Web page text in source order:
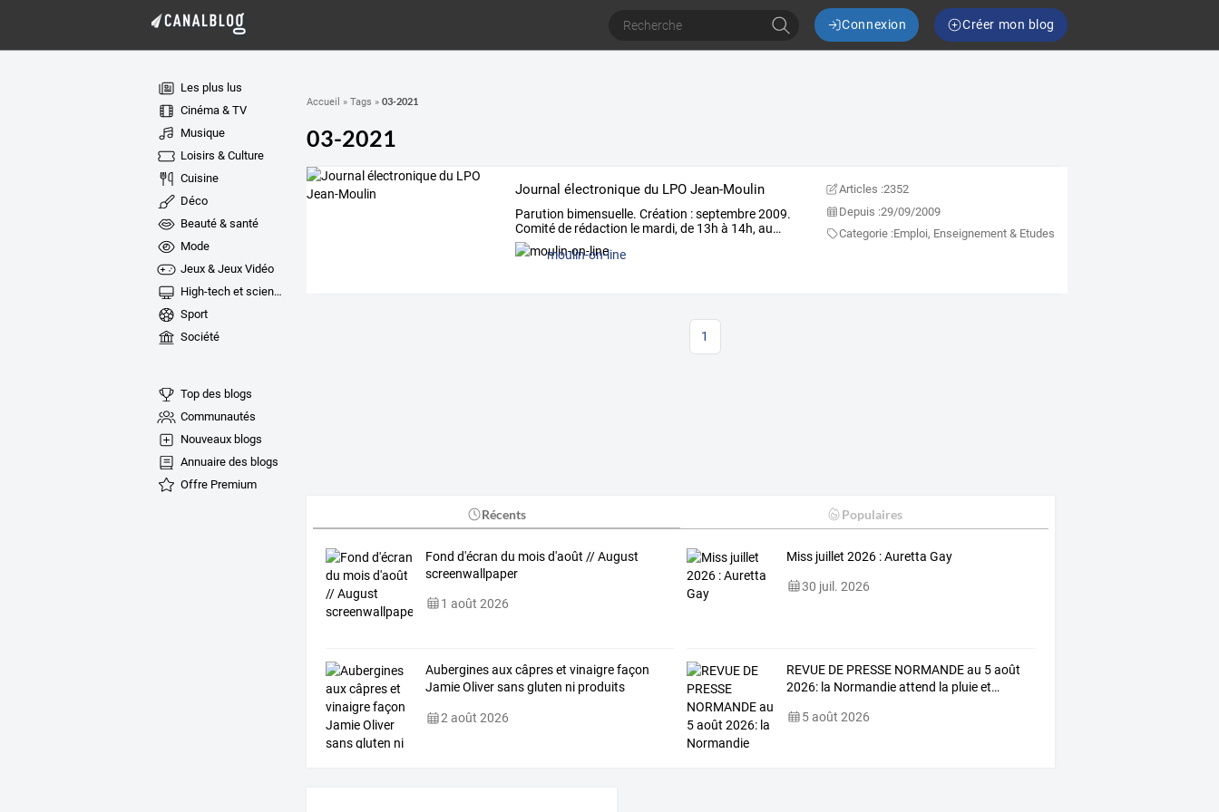
Connexion Créer mon blog
Les plus lus
Cinéma & TV
Musique
Loisirs & Culture
Cuisine
Déco
Beauté & santé
Mode
Jeux & Jeux Vidéo
High-tech et sciences
Sport
Société
Top des blogs
Communautés
Nouveaux blogs
Annuaire des blogs
Offre Premium
Accueil » Tags » 03-2021
03-2021
Journal électronique du LPO Jean-Moulin
Parution bimensuelle. Création :septembre2009.
Comitéde rédaction le mardi, de 13h à 14h, au…
moulin-on-line
Articles :2352
Depuis :29/09/2009
Categorie :Emploi, Enseignement & Etudes
1
Récents Populaires
Fond d'écran du mois d'août // August
screenwallpaper
1 août 2026
Miss juillet 2026 : Auretta Gay
30 juil. 2026
Aubergines aux câpres et vinaigre façon
Jamie Oliver sans gluten ni produits
2 août 2026
REVUE DE PRESSE NORMANDEau 5août
2026: la Normandieattend la pluieet…
5 août 2026